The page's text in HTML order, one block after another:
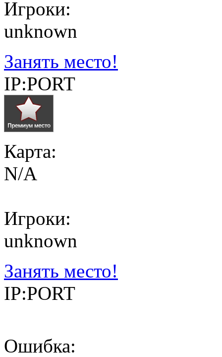
Игроки:
unknown
Занять место!
IP:PORT
Карта:
N/A
Игроки:
unknown
Занять место!
IP:PORT
Ошибка: